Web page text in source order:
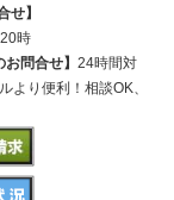
せ】
時
お問合せ】 24時間対
より便利！相談OK、